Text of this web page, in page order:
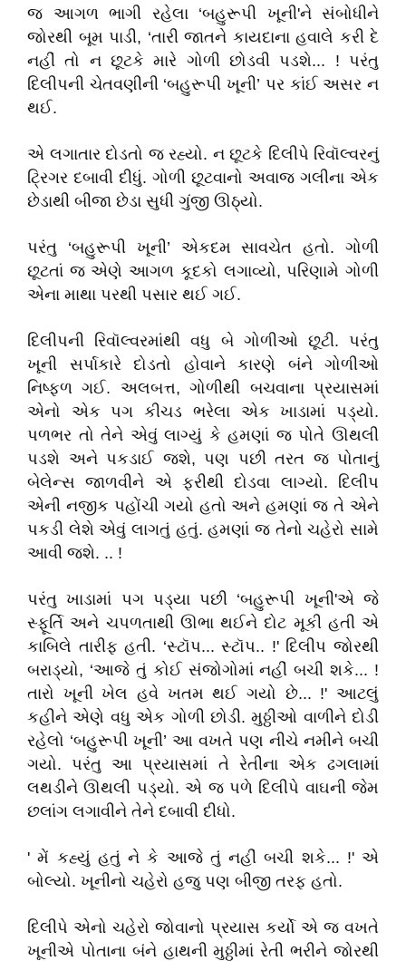
જ આગળ ભાગી રહેલા ‘બહુરૂપી ખૂની'ને સંબોધીને
જોરથી બૂમ પાડી, ‘તારી જાતને કાયદાના હવાલે કરી દે
નહીં તો ન છૂટકે મારે ગોળી છોડવી પડશે... ! પરંતુ
દિલીપની ચેતવણીની ‘બહુરૂપી ખૂની’ પર કાંઈ અસર ન
થઈ.
એ લગાતાર દોડતો જ રહ્યો. ન છૂટકે દિલીપે રિવૉલ્વરનું
ટ્રિગર દબાવી દીધું. ગોળી છૂટવાનો અવાજ ગલીના એક
છેડાથી બીજા છેડા સુધી ગુંજી ઊઠ્યો.
પરંતુ ‘બહુરૂપી ખૂની’ એકદમ સાવચેત હતો. ગોળી
છૂટતાં જ એણે આગળ કૂદકો લગાવ્યો, પરિણામે ગોળી
એના માથા પરથી પસાર થઈ ગઈ.
દિલીપની રિવૉલ્વરમાંથી વધુ બે ગોળીઓ છૂટી. પરંતુ
ખૂની સર્પાકારે દોડતો હોવાને કારણે બંને ગોળીઓ
નિષ્ફળ ગઈ. અલબત્ત, ગોળીથી બચવાના પ્રયાસમાં
એનો એક પગ કીચડ ભરેલા એક ખાડામાં પડ્યો.
પળભર તો તેને એવું લાગ્યું કે હમણાં જ પોતે ઊથલી
પડશે અને પકડાઈ જશે, પણ પછી તરત જ પોતાનું
બેલેન્સ જાળવીને એ ફરીથી દોડવા લાગ્યો. દિલીપ
એની નજીક પહોંચી ગયો હતો અને હમણાં જ તે એને
પકડી લેશે એવું લાગતું હતું. હમણાં જ તેનો ચહેરો સામે
આવી જશે. .. !
પરંતુ ખાડામાં પગ પડ્યા પછી ‘બહુરૂપી ખૂની'એ જે
સ્ફૂર્તિ અને ચપળતાથી ઊભા થઈને દોટ મૂકી હતી એ
કાબિલે તારીફ હતી. ‘સ્ટૉપ... સ્ટૉપ.. !' દિલીપ જોરથી
બરાડ્યો, ‘આજે તું કોઈ સંજોગોમાં નહીં બચી શકે... !
તારો ખૂની ખેલ હવે ખતમ થઈ ગયો છે... !' આટલું
કહીને એણે વધુ એક ગોળી છોડી. મુઠ્ઠીઓ વાળીને દોડી
રહેલો ‘બહુરૂપી ખૂની’ આ વખતે પણ નીચે નમીને બચી
ગયો. પરંતુ આ પ્રયાસમાં તે રેતીના એક ઢગલામાં
લથડીને ઊથલી પડ્યો. એ જ પળે દિલીપે વાઘની જેમ
છલાંગ લગાવીને તેને દબાવી દીધો.
' મેં કહ્યું હતું ને કે આજે તું નહીં બચી શકે... !' એ
બોલ્યો. ખૂનીનો ચહેરો હજુ પણ બીજી તરફ હતો.
દિલીપે એનો ચહેરો જોવાનો પ્રયાસ કર્યો એ જ વખતે
ખૂનીએ પોતાના બંને હાથની મુઠ્ઠીમાં રેતી ભરીને જોરથી